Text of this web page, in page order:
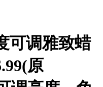
可调雅致蜡
原